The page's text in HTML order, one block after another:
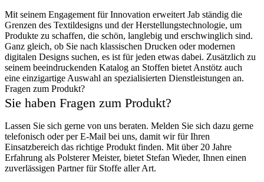
Mit seinem Engagement für Innovation erweitert Jab ständig die
Grenzen des Textildesigns und der Herstellungstechnologie, um
Produkte zu schaffen, die schön, langlebig und erschwinglich sind.
Ganz gleich, ob Sie nach klassischen Drucken oder modernen
digitalen Designs suchen, es ist für jeden etwas dabei. Zusätzlich zu
seinem beeindruckenden Katalog an Stoffen bietet Anstötz auch
eine einzigartige Auswahl an spezialisierten Dienstleistungen an.
Fragen zum Produkt?
Sie haben Fragen zum Produkt?
Lassen Sie sich gerne von uns beraten. Melden Sie sich dazu gerne
telefonisch oder per E-Mail bei uns, damit wir für Ihren
Einsatzbereich das richtige Produkt finden. Mit über 20 Jahre
Erfahrung als Polsterer Meister, bietet Stefan Wieder, Ihnen einen
zuverlässigen Partner für Stoffe aller Art.